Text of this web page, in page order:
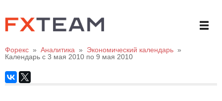
Форекс » Аналитика » Экономический календарь »
Календарь с 3 мая 2010 по 9 мая 2010